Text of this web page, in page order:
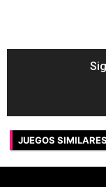
JUEGOS SIMILARES